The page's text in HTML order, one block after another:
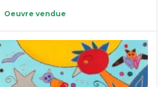
Oeuvre vendue